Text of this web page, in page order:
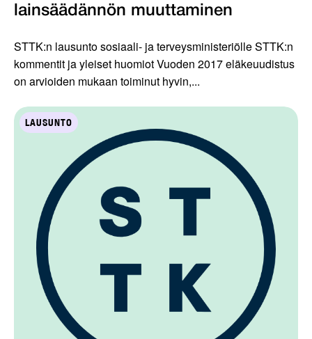
lainsäädännön muuttaminen
STTK:n lausunto sosiaali- ja terveysministeriölle STTK:n
kommentit ja yleiset huomiot Vuoden 2017 eläkeuudistus
on arvioiden mukaan toiminut hyvin,...
LAUSUNTO